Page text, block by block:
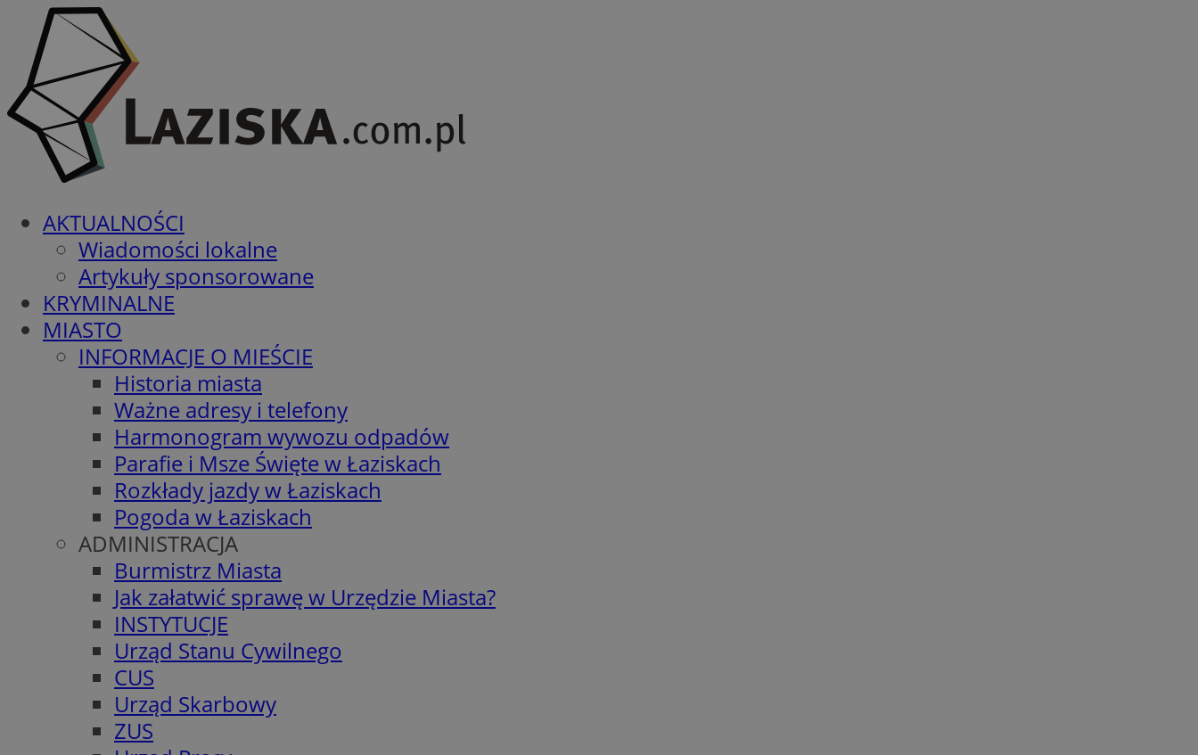
AKTUALNOŚCI
Wiadomości lokalne
Artykuły sponsorowane
KRYMINALNE
MIASTO
INFORMACJE O MIEŚCIE
Historia miasta
Ważne adresy i telefony
Harmonogram wywozu odpadów
Parafie i Msze Święte w Łaziskach
Rozkłady jazdy w Łaziskach
Pogoda w Łaziskach
ADMINISTRACJA
Burmistrz Miasta
Jak załatwić sprawę w Urzędzie Miasta?
INSTYTUCJE
Urząd Stanu Cywilnego
CUS
Urząd Skarbowy
ZUS